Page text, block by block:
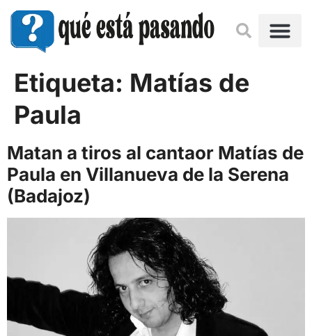
Etiqueta: Matías de
Paula
Matan a tiros al cantaor Matías de
Paula en Villanueva de la Serena
(Badajoz)